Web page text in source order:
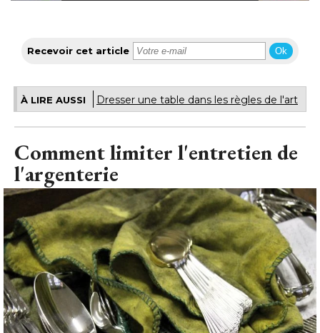
Recevoir cet article Ok
À LIRE AUSSI Dresser une table dans les règles de l'art
Comment limiter l'entretien de
l'argenterie